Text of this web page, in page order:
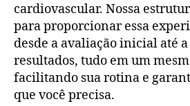
cardiovascular. Nossa
para proporcionar essa
desde a avaliação inicial até
resultados, tudo em um
facilitando sua rotina e
que você precisa.